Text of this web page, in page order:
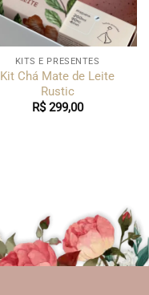
KITS E PRESENTES
Kit Chá Mate de Leite
Rustic
R$299,00